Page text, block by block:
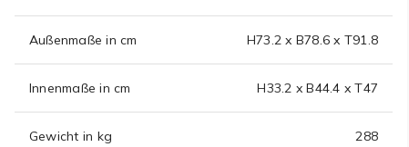
Außenmaße in cm H73.2 x B78.6 x T91.8
Innenmaße in cm H33.2 x B44.4 x T47
Gewicht in kg 288